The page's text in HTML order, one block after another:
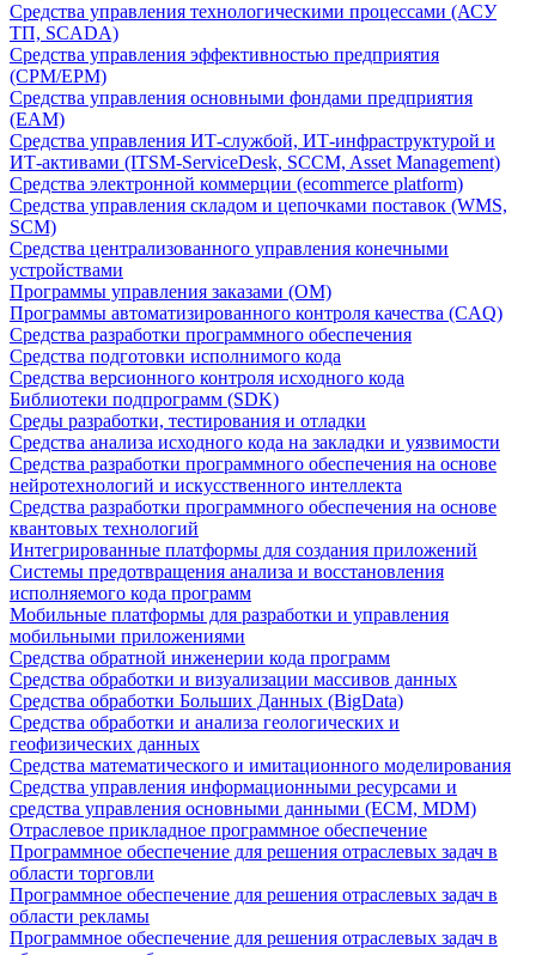
Средства управления технологическими процессами (АСУ
ТП, SCADA)
Средства управления эффективностью предприятия
(CPM/EPM)
Средства управления основными фондами предприятия
(EAM)
Средства управления ИТ-службой, ИТ-инфраструктурой и
ИТ-активами (ITSM-ServiceDesk, SCCM, Asset Management)
Средства электронной коммерции (ecommerce platform)
Средства управления складом и цепочками поставок (WMS,
SCM)
Средства централизованного управления конечными
устройствами
Программы управления заказами (OM)
Программы автоматизированного контроля качества (CAQ)
Средства разработки программного обеспечения
Средства подготовки исполнимого кода
Средства версионного контроля исходного кода
Библиотеки подпрограмм (SDK)
Среды разработки, тестирования и отладки
Средства анализа исходного кода на закладки и уязвимости
Средства разработки программного обеспечения на основе
нейротехнологий и искусственного интеллекта
Средства разработки программного обеспечения на основе
квантовых технологий
Интегрированные платформы для создания приложений
Системы предотвращения анализа и восстановления
исполняемого кода программ
Мобильные платформы для разработки и управления
мобильными приложениями
Средства обратной инженерии кода программ
Средства обработки и визуализации массивов данных
Средства обработки Больших Данных (BigData)
Средства обработки и анализа геологических и
геофизических данных
Средства математического и имитационного моделирования
Средства управления информационными ресурсами и
средства управления основными данными (ECM, MDM)
Отраслевое прикладное программное обеспечение
Программное обеспечение для решения отраслевых задач в
области торговли
Программное обеспечение для решения отраслевых задач в
области рекламы
Программное обеспечение для решения отраслевых задач в